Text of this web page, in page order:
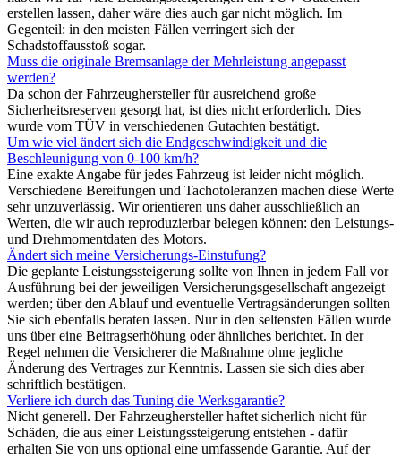
erstellen lassen, daher wäre dies auch gar nicht möglich. Im
Gegenteil: in den meisten Fällen verringert sich der
Schadstoffausstoß sogar.
Muss die originale Bremsanlage der Mehrleistung angepasst
werden?
Da schon der Fahrzeughersteller für ausreichend große
Sicherheitsreserven gesorgt hat, ist dies nicht erforderlich. Dies
wurde vom TÜV in verschiedenen Gutachten bestätigt.
Um wie viel ändert sich die Endgeschwindigkeit und die
Beschleunigung von 0-100 km/h?
Eine exakte Angabe für jedes Fahrzeug ist leider nicht möglich.
Verschiedene Bereifungen und Tachotoleranzen machen diese Werte
sehr unzuverlässig. Wir orientieren uns daher ausschließlich an
Werten, die wir auch reproduzierbar belegen können: den Leistungs-
und Drehmomentdaten des Motors.
Ändert sich meine Versicherungs-Einstufung?
Die geplante Leistungssteigerung sollte von Ihnen in jedem Fall vor
Ausführung bei der jeweiligen Versicherungsgesellschaft angezeigt
werden; über den Ablauf und eventuelle Vertragsänderungen sollten
Sie sich ebenfalls beraten lassen. Nur in den seltensten Fällen wurde
uns über eine Beitragserhöhung oder ähnliches berichtet. In der
Regel nehmen die Versicherer die Maßnahme ohne jegliche
Änderung des Vertrages zur Kenntnis. Lassen sie sich dies aber
schriftlich bestätigen.
Verliere ich durch das Tuning die Werksgarantie?
Nicht generell. Der Fahrzeughersteller haftet sicherlich nicht für
Schäden, die aus einer Leistungssteigerung entstehen - dafür
erhalten Sie von uns optional eine umfassende Garantie. Auf der